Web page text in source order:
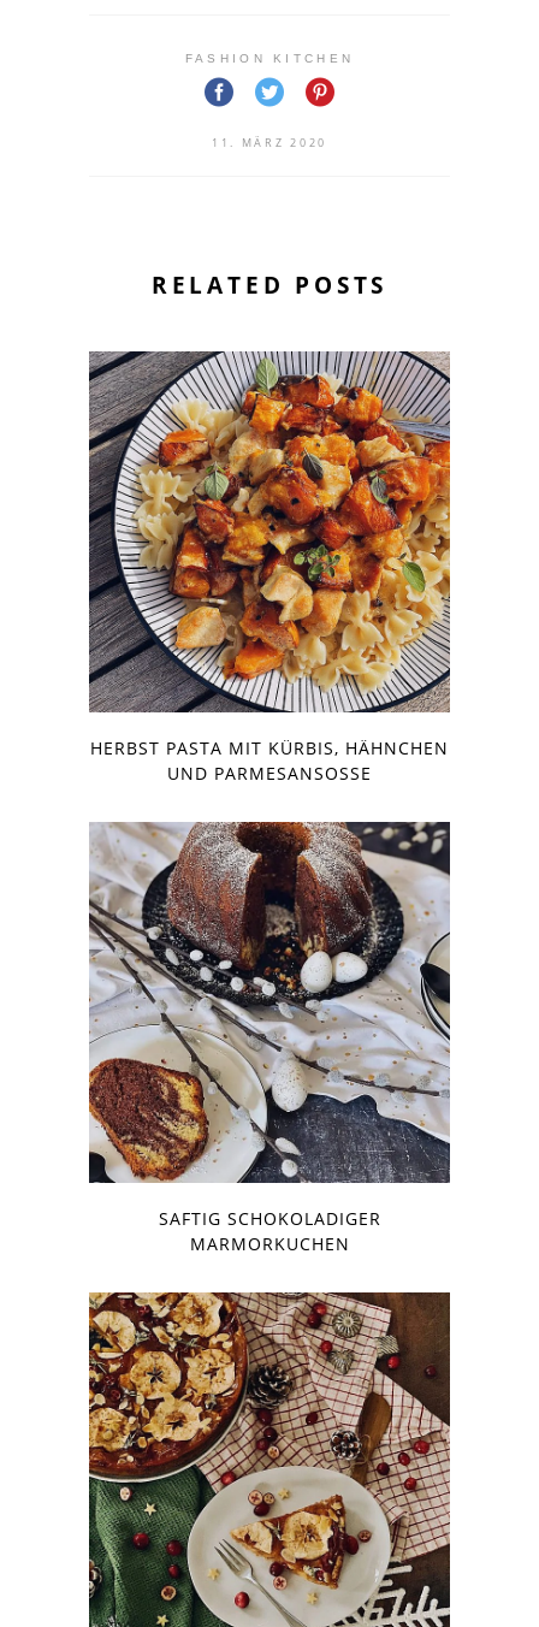
FASHION KITCHEN
11. MÄRZ 2020
RELATED POSTS
HERBST PASTA MIT KÜRBIS, HÄHNCHEN
UND PARMESANSOSSE
SAFTIG SCHOKOLADIGER
MARMORKUCHEN